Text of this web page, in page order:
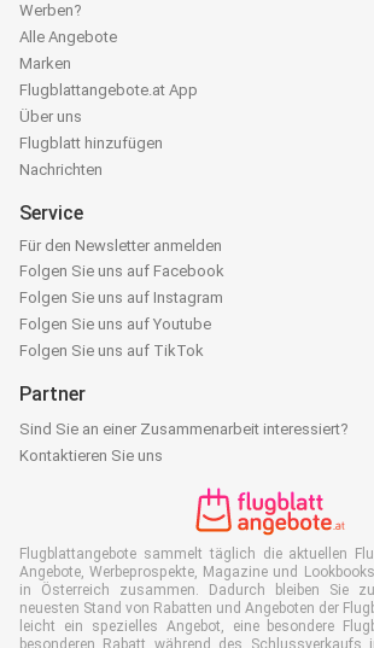
Werben?
Alle Angebote
Marken
Flugblattangebote.at App
Über uns
Flugblatt hinzufügen
Nachrichten
Service
Für den Newsletter anmelden
Folgen Sie uns auf Facebook
Folgen Sie uns auf Instagram
Folgen Sie uns auf Youtube
Folgen Sie uns auf TikTok
Partner
Sind Sie an einer Zusammenarbeit interessiert?
Kontaktieren Sie uns
Flugblattangebote sammelt täglich die aktuellen
Angebote, Werbeprospekte, Magazine und
in Österreich zusammen. Dadurch bleiben Sie
neuesten Stand von Rabatten und Angeboten der
leicht ein spezielles Angebot, eine besondere
besonderen Rabatt während des Schlussverkaufs